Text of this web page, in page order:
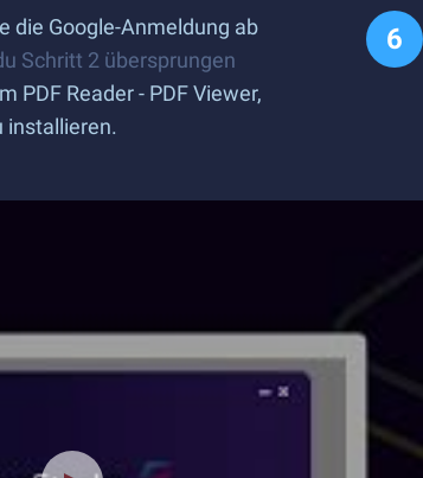
die Google-Anmeldung ab
Schritt 2 übersprungen
PDF Reader - PDF Viewer,
installieren.